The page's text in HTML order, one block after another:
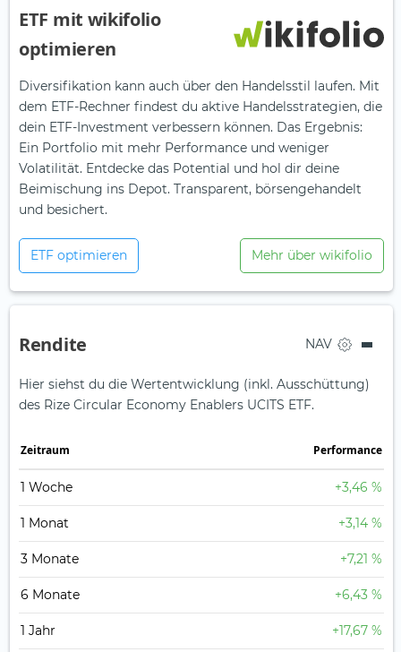
ETF mit wikifolio
optimieren
Diversifikation kann auch über den Handelsstil laufen. Mit
dem ETF-Rechner findest du aktive Handelsstrategien, die
dein ETF-Investment verbessern können. Das Ergebnis:
Ein Portfolio mit mehr Performance und weniger
Volatilität. Entdecke das Potential und hol dir deine
Beimischung ins Depot. Transparent, börsengehandelt
und besichert.
ETF optimieren Mehr über wikifolio
Rendite NAV
Hier siehst du die Wertentwicklung (inkl. Ausschüttung)
des Rize Circular Economy Enablers UCITS ETF.
Zeit­raum Perfor­mance
1 Woche +3,46 %
1 Monat +3,14 %
3 Monate +7,21 %
6 Monate +6,43 %
1 Jahr +17,67 %